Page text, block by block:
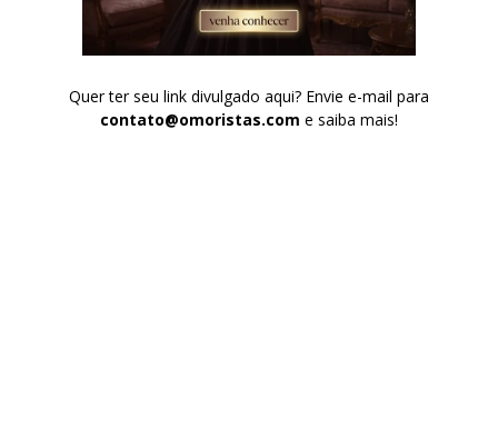
Quer ter seu link divulgado aqui? Envie e-mail para
contato@omoristas.com e saiba mais!